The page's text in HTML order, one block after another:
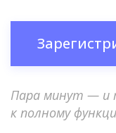
Пара минут — и
к полному